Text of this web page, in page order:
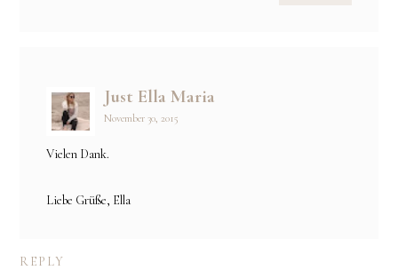
Just Ella Maria
November 30, 2015
Vielen Dank.
Liebe Grüße, Ella
REPLY